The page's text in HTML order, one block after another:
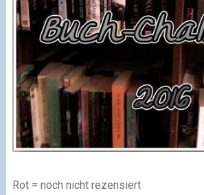
Rot= noch nicht rezensiert